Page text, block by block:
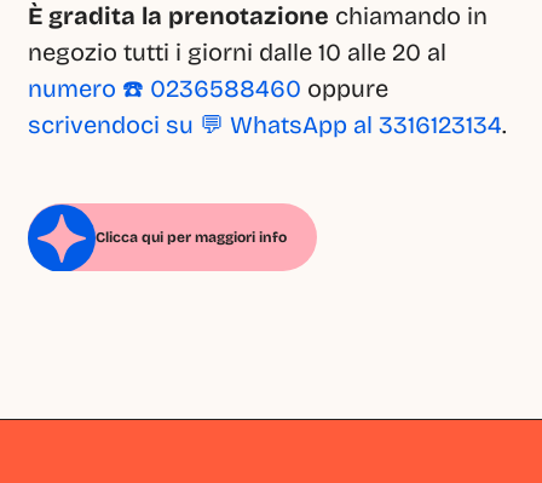
È gradita la prenotazione chiamando in
numero ☎️ 0236588460
scrivendoci su 💬 WhatsApp al 3316123134.
Clicca qui per maggiori info